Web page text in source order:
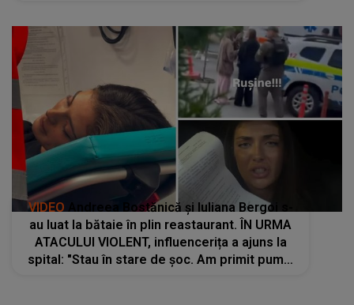
VIDEO Andreea Bostănică și Iuliana Bergoi s-
au luat la bătaie în plin reastaurant. ÎN URMA
ATACULUI VIOLENT, influencerița a ajuns la
spital: "Stau în stare de șoc. Am primit pumni